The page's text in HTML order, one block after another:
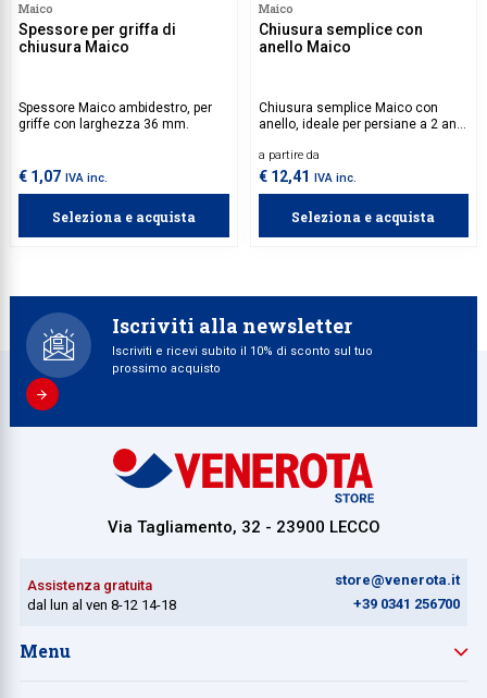
Maico
Spessore per griffa di
chiusura Maico
Spessore Maico ambidestro, per
griffe con larghezza 36 mm.
€ 1,07 IVA inc.
Seleziona e acquista
Maico
Chiusura semplice con
anello Maico
Chiusura semplice Maico con
anello, ideale per persiane a 2 ante
a partire da
€ 12,41 IVA inc.
Seleziona e acquista
Iscriviti alla newsletter
Iscriviti e ricevi subito il 10% di sconto sul tuo
prossimo acquisto
Via Tagliamento, 32 - 23900 LECCO
Assistenza gratuita
dal lun al ven 8-12 14-18
store@venerota.it
+39 0341 256700
Menu